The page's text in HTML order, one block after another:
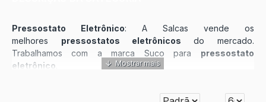
Pressostato Eletrônico: A Salcas vende os
melhores pressostatos eletrônicos do mercado.
Trabalhamos com a marca Suco para pressostato
eletrônico
que a Salcas comercializa: